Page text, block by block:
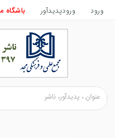
ورود ورودپدیدآور باشگاه